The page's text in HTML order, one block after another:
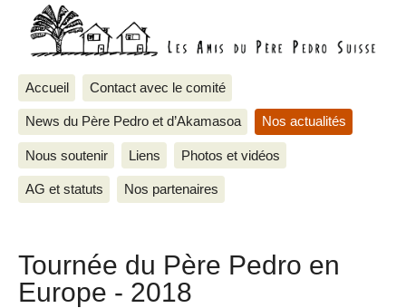
Accueil Contact avec le comité
News du Père Pedro et d’Akamasoa Nos actualités
Nous soutenir Liens Photos et vidéos
AG et statuts Nos partenaires
Tournée du Père Pedro en
Europe - 2018